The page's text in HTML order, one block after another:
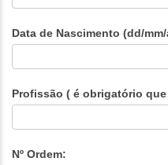
Data de Nascimento (dd/mm/
Profissão ( é obrigatório
Nº Ordem: